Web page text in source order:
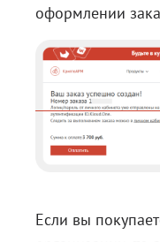
оформлении
Если вы